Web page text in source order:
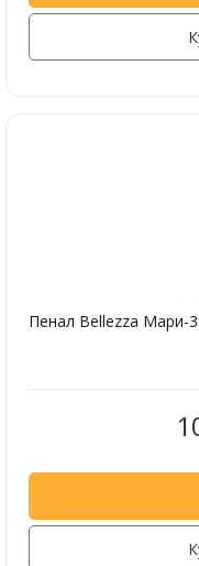
Пенал Bellezza Мари-